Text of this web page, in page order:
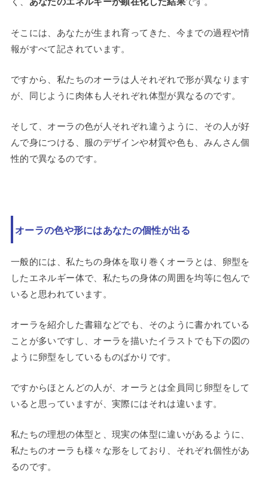
そこには、あなたが生まれ育ってきた、今までの過程や情
報がすべて記されています。
ですから、私たちのオーラは人それぞれで形が異なります
が、同じように肉体も人それぞれ体型が異なるのです。
そして、オーラの色が人それぞれ違うように、その人が好
んで身につける、服のデザインや材質や色も、みんさん個
性的で異なるのです。
オーラの色や形にはあなたの個性が出る
一般的には、私たちの身体を取り巻くオーラとは、卵型を
したエネルギー体で、私たちの身体の周囲を均等に包んで
いると思われています。
オーラを紹介した書籍などでも、そのように書かれている
ことが多いですし、オーラを描いたイラストでも下の図の
ように卵型をしているものばかりです。
ですからほとんどの人が、オーラとは全員同じ卵型をして
いると思っていますが、実際にはそれは違います。
私たちの理想の体型と、現実の体型に違いがあるように、
私たちのオーラも様々な形をしており、それぞれ個性があ
るのです。